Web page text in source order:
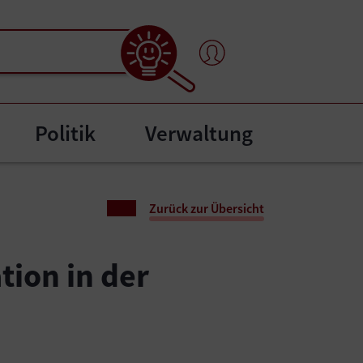
for "Bürgerservice"
Politik Verwaltung
Zurück zur Übersicht
in der